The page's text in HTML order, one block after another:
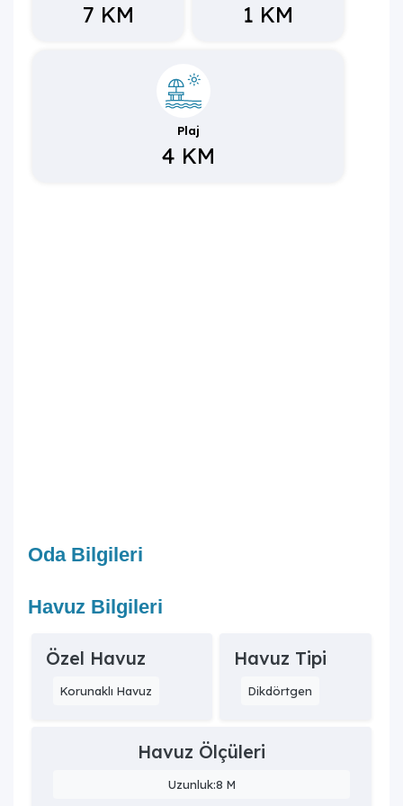
7 KM 1 KM
Plaj
4 KM
Oda Bilgileri
Havuz Bilgileri
Özel Havuz
Korunaklı Havuz
Havuz Tipi
Dikdörtgen
Havuz Ölçüleri
Uzunluk:8 M